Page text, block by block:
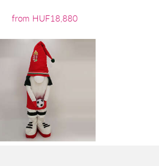
from HUF18,880